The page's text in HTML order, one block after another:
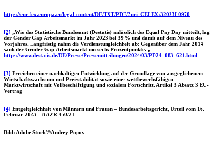
https://eur-lex.europa.eu/legal-content/DE/TXT/PDF/?uri=CELEX:32023L0970
[2] „Wie das Statistische Bundesamt (Destatis) anlässlich des Equal Pay Day mitteilt, lag
der Gender Gap Arbeitsmarkt im Jahr 2023 bei 39 % und damit auf dem Niveau des
Vorjahres. Langfristig nahm die Verdienstungleichheit ab: Gegenüber dem Jahr 2014
sank der Gender Gap Arbeitsmarkt um sechs Prozentpunkte. „
https://www.destatis.de/DE/Presse/Pressemitteilungen/2024/03/PD24_083_621.html
[3] Erreichen einer nachhaltigen Entwicklung auf der Grundlage von ausgeglichenem
Wirtschaftswachstum und Preisstabilität sowie einer wettbewerbsfähigen
Marktwirtschaft mit Vollbeschäftigung und sozialem Fortschritt. Artikel 3 Absatz 3 EU-
Vertrag
[4] Entgeltgleichheit von Männern und Frauen – Bundesarbeitsgericht, Urteil vom 16.
Februar 2023 – 8 AZR 450/21
Bild: Adobe Stock/©Andrey Popov